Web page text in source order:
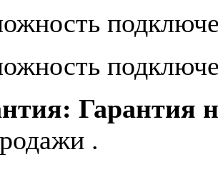
Гарантия
.